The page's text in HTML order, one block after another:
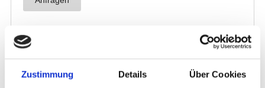
Zustimmung Details Über Cookies